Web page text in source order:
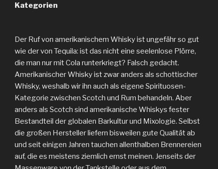
Kategorien
Der Ruf von amerikanischem Whisky ist ungefähr so gut
wie der von Tequila: ist das nicht eine seelenlose Plörre,
die man nur mit Cola runterkriegt? Falsch gedacht.
Amerikanischer Whisky ist zwar anders als schottischer
Whisky, weshalb wir ihn auch als eigene Spirituosen-
Kategorie zwischen Scotch und Rum behandeln. Aber
anders als Scotch sind amerikanische Whiskys fester
Bestandteil der globalen Barkultur und Mixologie. Selbst
die großen Hersteller liefern bisweilen gute Qualität ab
und seit einigen Jahren tauchen allenthalben Brennereien
auf, die es meistens ziemlich ernst meinen. Jenseits der